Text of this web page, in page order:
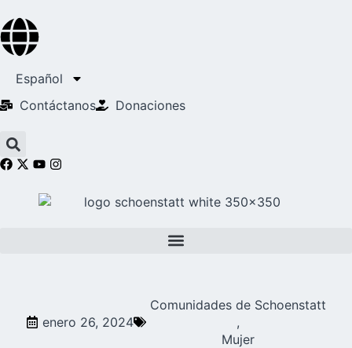
Español
Contáctanos
Donaciones
enero 26, 2024
Comunidades de Schoenstatt
,
Mujer